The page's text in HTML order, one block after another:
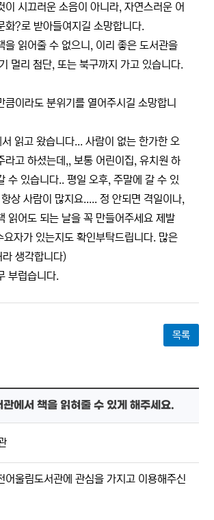
이 시끄러운 소음이 아니라, 자연스러운 어
화?로 받아들여지길 소망합니다.
을 읽어줄 수 없으니, 이리 좋은 도서관을
멀리 첨단, 또는 북구까지 가고 있습니다.
큼이라도 분위기를 열어주시길 소망합니
읽고 왔습니다... 사람이 없는 한가한 오
라고 하셨는데,, 보통 어린이집, 유치원 하
수 있습니다.. 평일 오후, 주말에 갈 수 있
상 사람이 많지요..... 정 안되면 격일이나,
읽어도 되는 날을 꼭 만들어주세요 제발
요자가 있는지도 확인부탁드립니다. 많은
생각합니다)
부럽습니다.
목록
에서 책을 읽혀줄 수 있게 해주세요.
어울림도서관에 관심을 가지고 이용해주신